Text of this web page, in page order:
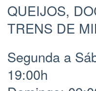
QUEIJOS,
TRENS DE
Segunda a
19:00h